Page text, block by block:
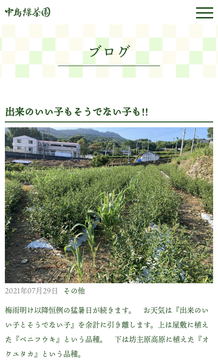
ブログ
出来のいい子もそうでない子も!!
2021年07月29日
その他
梅雨明け以降恒例の猛暑日が続きます。 お天気は『出来のい
い子とそうでない子』を余計に引き離します。上は屋敷に植え
た『ベニフウキ』という品種。 下は坊主原高原に植えた『オ
クユタカ』という品種。